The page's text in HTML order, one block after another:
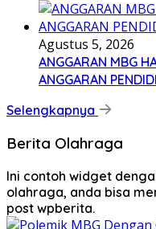
Agustus 5, 2026
ANGGARAN MBG
ANGGARAN
Selengkapnya
Berita Olahraga
Ini contoh widget
olahraga, anda bisa
post wpberita.